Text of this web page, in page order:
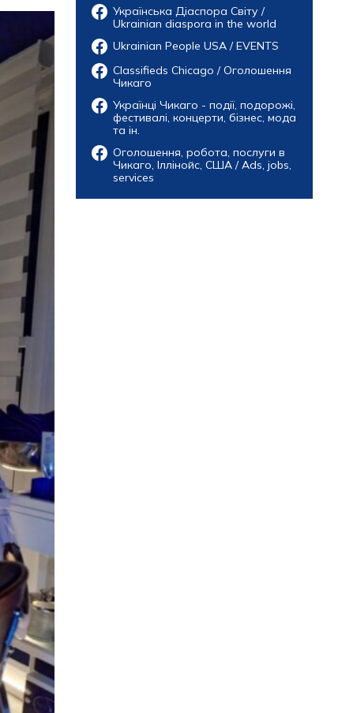
Українська Діаспора Світу /
Ukrainian diaspora in the world
Ukrainian People USA / EVENTS
Classifieds Chicago / Оголошення
Чикаго
Українці Чикаго - події, подорожі,
фестивалі, концерти, бізнес, мода
та ін.
Оголошення, робота, послуги в
Чикаго, Іллінойс, США / Ads, jobs,
services